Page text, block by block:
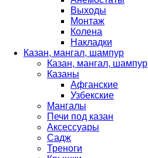
Выходы
Монтаж
Колена
Накладки
Казан, мангал, шампур
Казан, мангал, шампур
Казаны
Афганские
Узбекские
Мангалы
Печи под казан
Аксессуары
Садж
Треноги